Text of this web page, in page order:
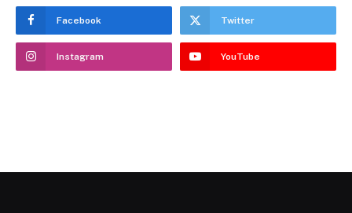
Facebook Twitter
Instagram YouTube